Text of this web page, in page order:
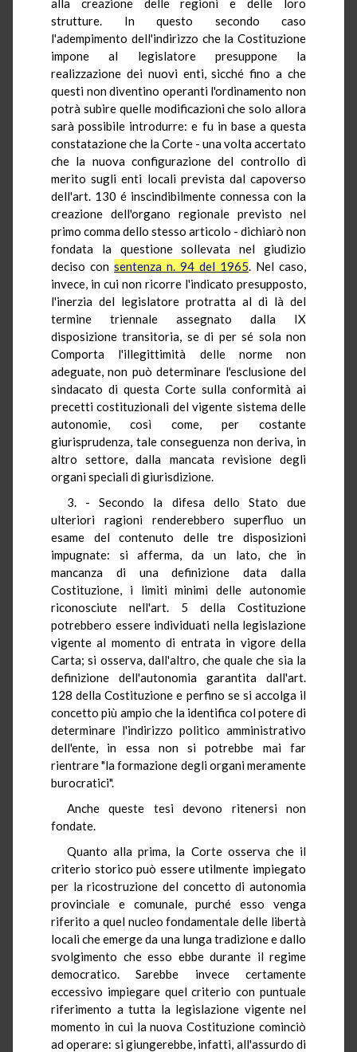
alla creazione delle regioni e delle loro
strutture. In questo secondo caso
l'adempimento dell'indirizzo che la Costituzione
impone al legislatore presuppone la
realizzazione dei nuovi enti, sicché fino a che
questi non diventino operanti l'ordinamento non
potrà subire quelle modificazioni che solo allora
sarà possibile introdurre: e fu in base a questa
constatazione che la Corte - una volta accertato
che la nuova configurazione del controllo di
merito sugli enti locali prevista dal capoverso
dell'art. 130 é inscindibilmente connessa con la
creazione dell'organo regionale previsto nel
primo comma dello stesso articolo - dichiarò non
fondata la questione sollevata nel giudizio
deciso con sentenza n. 94 del 1965. Nel caso,
invece, in cui non ricorre l'indicato presupposto,
l'inerzia del legislatore protratta al di là del
termine triennale assegnato dalla IX
disposizione transitoria, se di per sé sola non
Comporta l'illegittimità delle norme non
adeguate, non può determinare l'esclusione del
sindacato di questa Corte sulla conformità ai
precetti costituzionali del vigente sistema delle
autonomie, così come, per costante
giurisprudenza, tale conseguenza non deriva, in
altro settore, dalla mancata revisione degli
organi speciali di giurisdizione.
3. - Secondo la difesa dello Stato due
ulteriori ragioni renderebbero superfluo un
esame del contenuto delle tre disposizioni
impugnate: si afferma, da un lato, che in
mancanza di una definizione data dalla
Costituzione, i limiti minimi delle autonomie
riconosciute nell'art. 5 della Costituzione
potrebbero essere individuati nella legislazione
vigente al momento di entrata in vigore della
Carta; si osserva, dall'altro, che quale che sia la
definizione dell'autonomia garantita dall'art.
128 della Costituzione e perfino se si accolga il
concetto più ampio che la identifica col potere di
determinare l'indirizzo politico amministrativo
dell'ente, in essa non si potrebbe mai far
rientrare "la formazione degli organi meramente
burocratici".
Anche queste tesi devono ritenersi non
fondate.
Quanto alla prima, la Corte osserva che il
criterio storico può essere utilmente impiegato
per la ricostruzione del concetto di autonomia
provinciale e comunale, purché esso venga
riferito a quel nucleo fondamentale delle libertà
locali che emerge da una lunga tradizione e dallo
svolgimento che esso ebbe durante il regime
democratico. Sarebbe invece certamente
eccessivo impiegare quel criterio con puntuale
riferimento a tutta la legislazione vigente nel
momento in cui la nuova Costituzione cominciò
ad operare: si giungerebbe, infatti, all'assurdo di